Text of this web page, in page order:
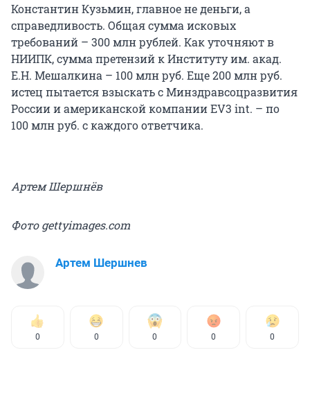
Константин Кузьмин, главное не деньги, а
справедливость. Общая сумма исковых
требований – 300 млн рублей. Как уточняют в
НИИПК, сумма претензий к Институту им. акад.
Е.Н. Мешалкина – 100 млн руб. Еще 200 млн руб.
истец пытается взыскать с Минздравсоцразвития
России и американской компании EV3 int. – по
100 млн руб. с каждого ответчика.
Артем Шершнёв
Фото gettyimages.com
Артем Шершнев
0 0 0 0 0